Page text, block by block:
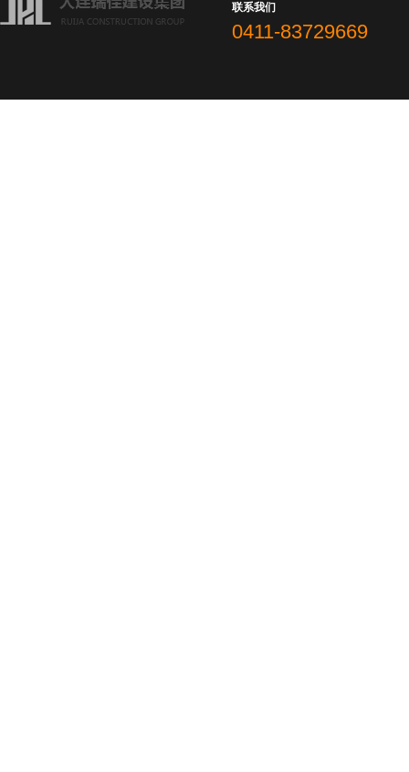
联系我们
0411-83729669